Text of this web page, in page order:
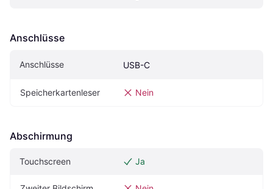
Anschlüsse
Anschlüsse USB-C
Speicherkartenleser Nein
Abschirmung
Touchscreen Ja